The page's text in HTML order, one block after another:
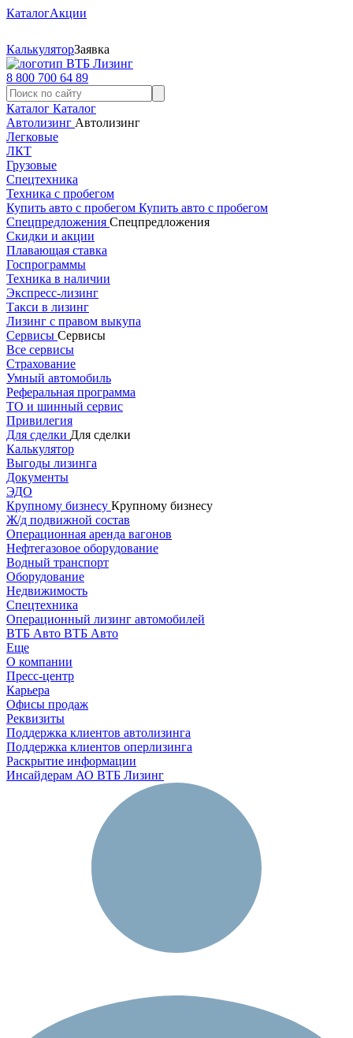
КаталогАкции
КалькуляторЗаявка
8 800 700 64 89
Каталог Каталог
Автолизинг Автолизинг
Легковые
ЛКТ
Грузовые
Спецтехника
Техника с пробегом
Купить авто с пробегом Купить авто с пробегом
Спецпредложения Спецпредложения
Скидки и акции
Плавающая ставка
Госпрограммы
Техника в наличии
Экспресс-лизинг
Такси в лизинг
Лизинг с правом выкупа
Сервисы Сервисы
Все сервисы
Страхование
Умный автомобиль
Реферальная программа
ТО и шинный сервис
Привилегия
Для сделки Для сделки
Калькулятор
Выгоды лизинга
Документы
ЭДО
Крупному бизнесу Крупному бизнесу
Ж/д подвижной состав
Операционная аренда вагонов
Нефтегазовое оборудование
Водный транспорт
Оборудование
Недвижимость
Спецтехника
Операционный лизинг автомобилей
ВТБ Авто ВТБ Авто
Еще
О компании
Пресс-центр
Карьера
Офисы продаж
Реквизиты
Поддержка клиентов автолизинга
Поддержка клиентов оперлизинга
Раскрытие информации
Инсайдерам АО ВТБ Лизинг